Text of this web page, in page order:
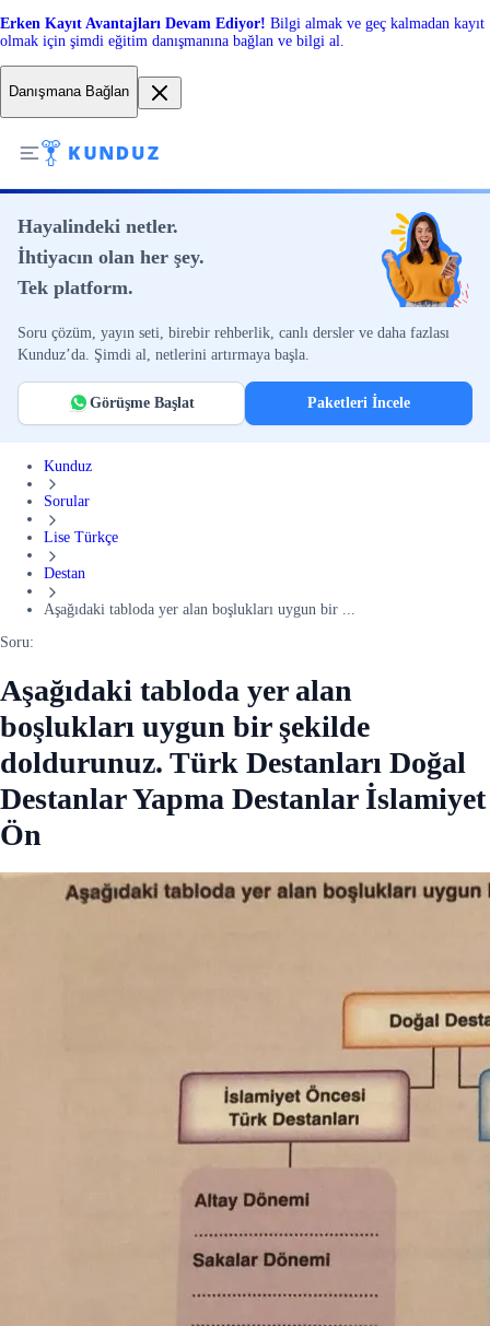
Erken Kayıt Avantajları Devam Ediyor! Bilgi almak ve geç kalmadan kayıt
olmak için şimdi eğitim danışmanına bağlan ve bilgi al.
Danışmana Bağlan
Hayalindeki netler.
İhtiyacın olan her şey.
Tek platform.
Soru çözüm, yayın seti, birebir rehberlik, canlı dersler ve daha fazlası
Kunduz’da. Şimdi al, netlerini artırmaya başla.
Görüşme Başlat Paketleri İncele
Kunduz
Sorular
Lise Türkçe
Destan
Aşağıdaki tabloda yer alan boşlukları uygun bir ...
Soru:
Aşağıdaki tabloda yer alan
boşlukları uygun bir şekilde
doldurunuz. Türk Destanları Doğal
Destanlar Yapma Destanlar İslamiyet
Ön